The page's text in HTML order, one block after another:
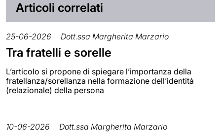
Articoli correlati
25-06-2026 Dott.ssa Margherita Marzario
Tra fratelli e sorelle
L’articolo si propone di spiegare l’importanza della
fratellanza/sorellanza nella formazione dell’identità
(relazionale) della persona
10-06-2026 Dott.ssa Margherita Marzario